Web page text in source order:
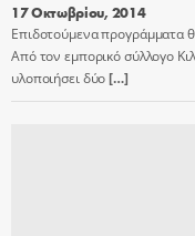
17 Οκτωβρίου, 2014
Επιδοτούμενα προγράμματα
Από τον εμπορικό σύλλογο
υλοποιήσει δύο[…]